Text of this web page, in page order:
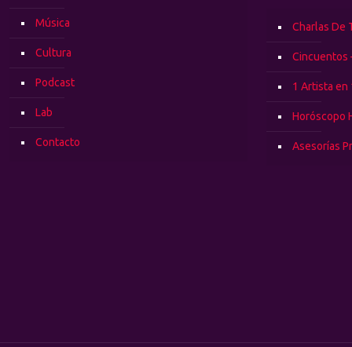
Música
Cultura
Podcast
Lab
Contacto
Charlas De
Cincuentos
1 Artista en
Horóscopo
Asesorías